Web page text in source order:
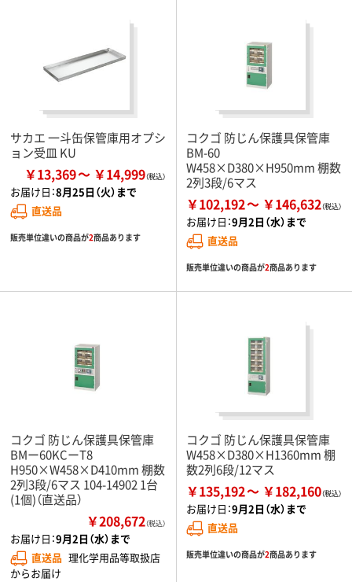
サカエ 一斗缶保管庫用オプシ
ョン受皿 KU
￥13,369 ￥14,999
お届け日：8月25日（火）まで
直送品
販売単位違いの商品が2商品あります
コクゴ 防じん保護具保管庫
BM-60
W458×D380×H950mm 棚数
2列3段/6マス
￥102,192 ￥146,632
お届け日：9月2日（水）まで
直送品
販売単位違いの商品が2商品あります
コクゴ 防じん保護具保管庫
BMー60KCーT8
H950×W458×D410mm 棚数
2列3段/6マス 104-14902 1台
(1個)（直送品）
￥208,672（税込）
お届け日：9月2日（水）まで
直送品 理化学用品等取扱店
からお届け
コクゴ 防じん保護具保管庫
W458×D380×H1360mm 棚
数2列6段/12マス
￥135,192 ￥182,160
お届け日：9月2日（水）まで
直送品
販売単位違いの商品が2商品あります